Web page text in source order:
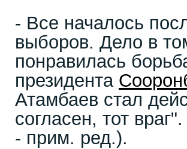
- Все началось
выборов. Дело в
понравилась
президента
Атамбаев стал
согласен, тот
- прим. ред.).